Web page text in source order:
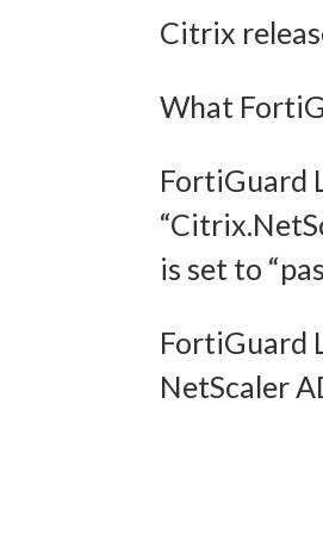
Citrix
What
FortiGuard
is set to
FortiGuard
NetScaler